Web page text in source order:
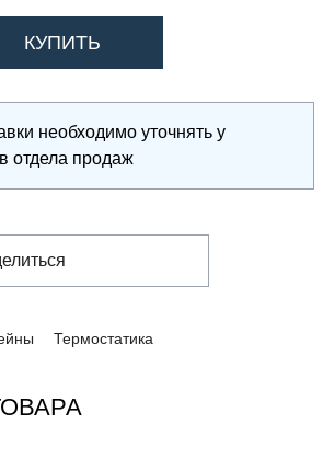
необходимо уточнять у
отдела продаж
Термостатика